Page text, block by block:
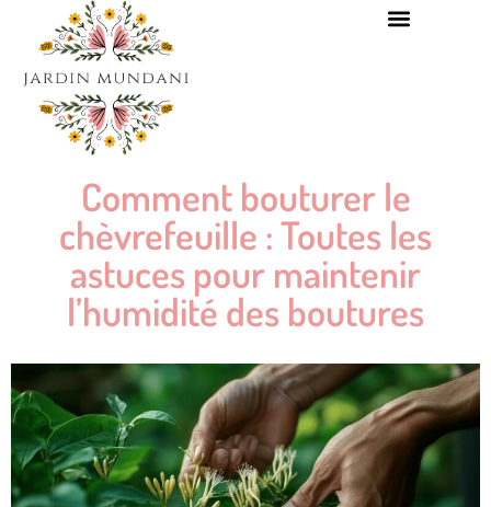
Comment bouturer le
chèvrefeuille : Toutes les
astuces pour maintenir
l’humidité des boutures